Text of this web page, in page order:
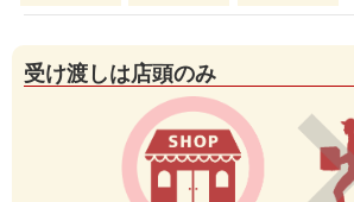
受け渡しは店頭のみ